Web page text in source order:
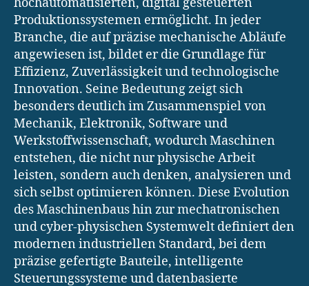
hochautomatisierten, digital gesteuerten
Produktionssystemen ermöglicht. In jeder
Branche, die auf präzise mechanische Abläufe
angewiesen ist, bildet er die Grundlage für
Effizienz, Zuverlässigkeit und technologische
Innovation. Seine Bedeutung zeigt sich
besonders deutlich im Zusammenspiel von
Mechanik, Elektronik, Software und
Werkstoffwissenschaft, wodurch Maschinen
entstehen, die nicht nur physische Arbeit
leisten, sondern auch denken, analysieren und
sich selbst optimieren können. Diese Evolution
des Maschinenbaus hin zur mechatronischen
und cyber-physischen Systemwelt definiert den
modernen industriellen Standard, bei dem
präzise gefertigte Bauteile, intelligente
Steuerungssysteme und datenbasierte